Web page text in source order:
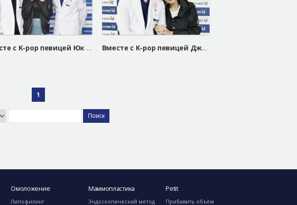
Вместе с K-pop певицей Юк Джидам Вместе с K-pop певицей Джесси
1
Поиск
Омоложение
Липофилинг
Маммопластика
Эндоскопический метод
Petit
Прибавить объём